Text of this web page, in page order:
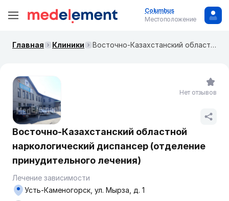
Columbus
Местоположение
Главная Клиники Восточно-Казахстанский областной наркологический диспансер (отделение принудительного лечения)
Восточно-Казахстанский областной
наркологический диспансер (отделение
принудительного лечения)
Лечение зависимости
Усть-Каменогорск, ул. Мырза, д. 1
Нет отзывов